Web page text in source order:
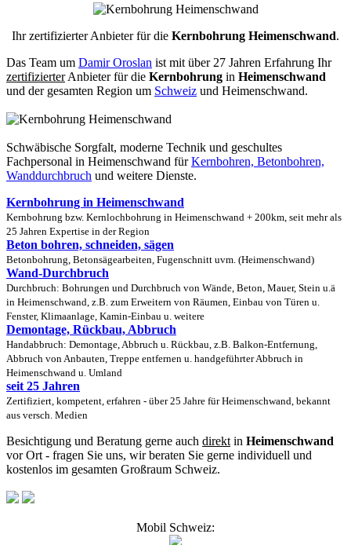
Ihr zertifizierter Anbieter für die Kernbohrung Heimenschwand.
Das Team um Damir Oroslan ist mit über 27 Jahren Erfahrung Ihr
zertifizierterAnbieter für die Kernbohrung in Heimenschwand
und der gesamten Region um Schweiz und Heimenschwand.
Schwäbische Sorgfalt, moderne Technik und geschultes
Fachpersonal in Heimenschwand fürKernbohren, Betonbohren,
Wanddurchbruch und weitere Dienste.
Kernbohrung in Heimenschwand
Kernbohrung bzw. Kernlochbohrung in Heimenschwand + 200km, seit mehr als
25 Jahren Expertise in der Region
Beton bohren, schneiden, sägen
Betonbohrung, Betonsägearbeiten, Fugenschnitt uvm. (Heimenschwand)
Wand-Durchbruch
Durchbruch: Bohrungen und Durchbruch von Wände, Beton, Mauer, Stein u.ä
in Heimenschwand, z.B. zum Erweitern von Räumen, Einbau von Türen u.
Fenster, Klimaanlage, Kamin-Einbau u. weitere
Demontage, Rückbau, Abbruch
Handabbruch: Demontage, Abbruch u. Rückbau, z.B. Balkon-Entfernung,
Abbruch von Anbauten, Treppe entfernen u. handgeführter Abbruch in
Heimenschwand u. Umland
seit 25 Jahren
Zertifiziert, kompetent, erfahren - über 25 Jahre für Heimenschwand, bekannt
aus versch. Medien
Besichtigung und Beratung gerne auch direkt in Heimenschwand
vor Ort - fragen Sie uns, wir beraten Sie gerne individuell und
kostenlos im gesamten Großraum Schweiz.
Mobil Schweiz: